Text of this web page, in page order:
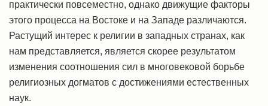
практически повсеместно, однако движущие факторы
этого процесса на Востоке и на Западе различаются.
Растущий интерес к религии в западных странах, как
нам представляется, является скорее результатом
изменения соотношения сил в многовековой борьбе
религиозных догматов с достижениями естественных
наук.